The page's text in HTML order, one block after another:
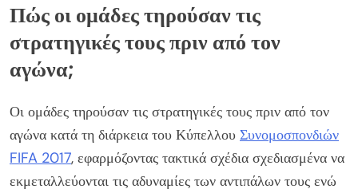
Πώς οι ομάδες τηρούσαν τις
στρατηγικές τους πριν από τον
αγώνα;
Οι ομάδες τηρούσαν τις στρατηγικές τους πριν από τον
αγώνα κατά τη διάρκεια του Κύπελλου Συνομοσπονδιών
FIFA 2017, εφαρμόζοντας τακτικά σχέδια σχεδιασμένα να
εκμεταλλεύονται τις αδυναμίες των αντιπάλων τους ενώ